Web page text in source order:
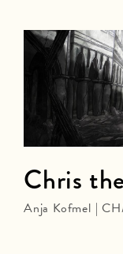
Chris
Anja Kofmel |